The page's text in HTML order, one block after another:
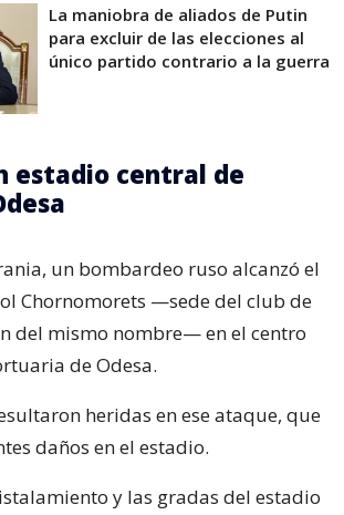
La maniobra de aliados de Putin
para excluir de las elecciones al
único partido contrario a la guerra
estadio central de
un bombardeo ruso alcanzó el
Chornomorets —sede del club de
del mismo nombre— en el centro
de Odesa.
heridas en ese ataque, que
daños en el estadio.
y las gradas del estadio